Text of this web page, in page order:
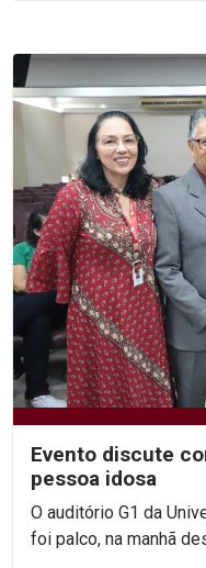
Evento discute
pessoa idosa
O auditório G1 da
foi palco, na manhã